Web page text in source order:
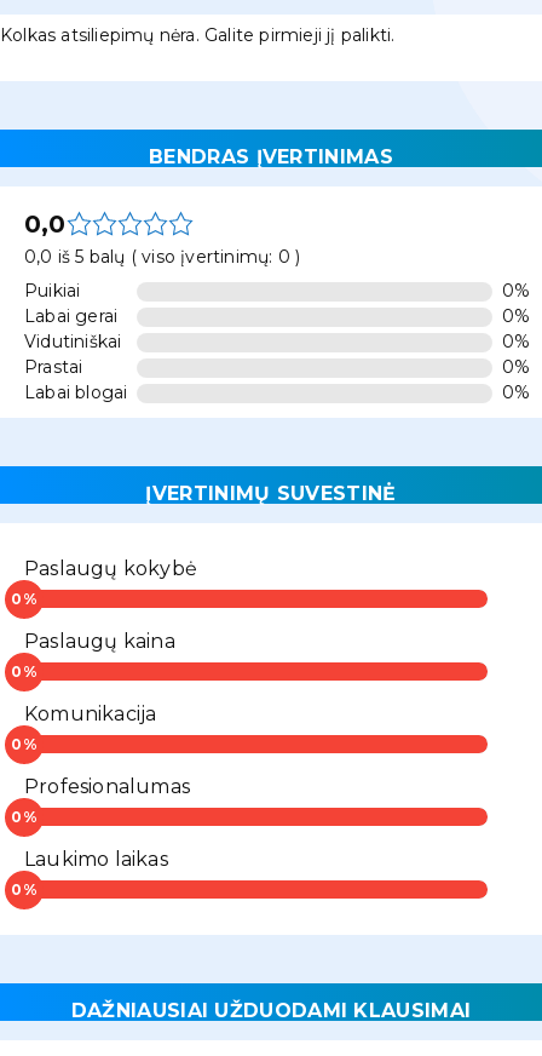
Kolkas atsiliepimų nėra. Galite pirmieji jį palikti.
BENDRAS ĮVERTINIMAS
0,0
0,0 iš 5 balų ( viso įvertinimų: 0 )
Puikiai
0%
Labai gerai
0%
Vidutiniškai
0%
Prastai
0%
Labai blogai
0%
ĮVERTINIMŲ SUVESTINĖ
Paslaugų kokybė
Paslaugų kaina
Komunikacija
Profesionalumas
Laukimo laikas
DAŽNIAUSIAI UŽDUODAMI KLAUSIMAI